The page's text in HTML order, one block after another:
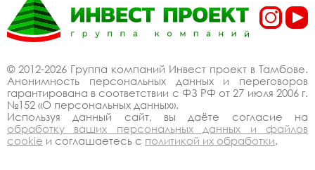
© 2012-2026 Группа компаний Инвест проект в Тамбове.
Анонимность персональных данных и переговоров
гарантирована в соответствии с ФЗ РФ от 27 июля 2006 г.
№152 «О персональных данных».
Используя данный сайт, вы даёте согласие на
обработку ваших персональных данных и файлов
cookie и соглашаетесь с политикой их обработки.